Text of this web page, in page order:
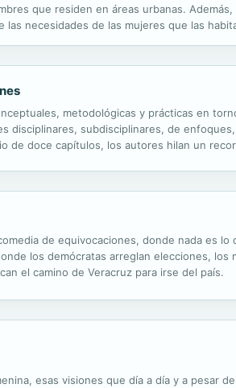
que residen en áreas urbanas.
necesidades de las mujeres que las
metodológicas y prácticas en
disciplinares, subdisciplinares, de
doce capítulos, los autores hilan un
de equivocaciones, donde nada es
los demócratas arreglan elecciones, los
el camino de Veracruz para irse del país.
esas visiones que día a día y a pesar